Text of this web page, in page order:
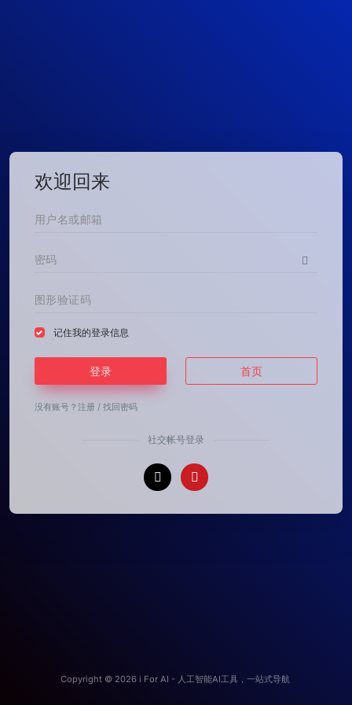
欢迎回来
记住我的登录信息
登录 首页
没有账号？ 注册 / 找回密码
社交帐号登录
Copyright © 2026 i For AI - 人工智能AI工具，一站式导航